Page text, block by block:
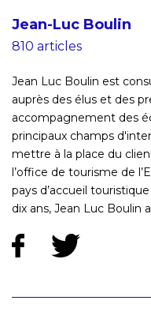
Jean-Luc Boulin
810 articles
Jean Luc Boulin est
auprès des élus et des
accompagnement des
principaux champs
mettre à la place du
l’office de tourisme de
pays d’accueil
dix ans, Jean Luc Boulin